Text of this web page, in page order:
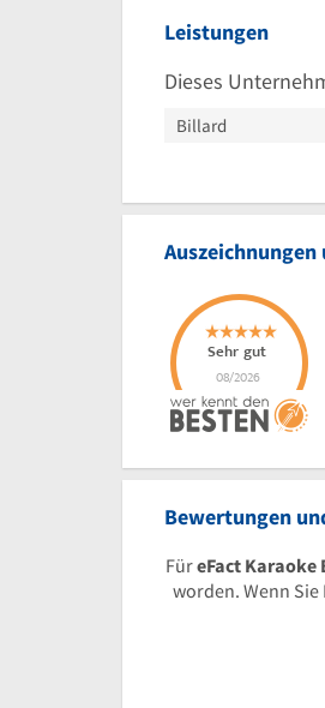
Leistungen
Dieses
Billard
Bewertungen
FüreFact Karaoke
worden. Wenn